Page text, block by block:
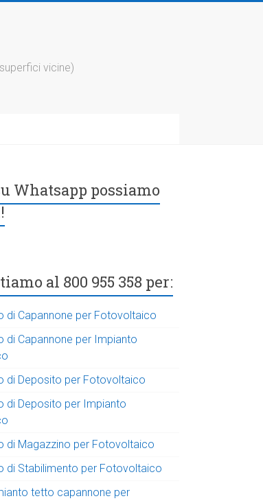
vicine)
Whatsapp possiamo
al 800 955 358 per:
di Capannone per Fotovoltaico
di Capannone per Impianto
di Deposito per Fotovoltaico
di Deposito per Impianto
di Magazzino per Fotovoltaico
di Stabilimento per Fotovoltaico
tetto capannone per